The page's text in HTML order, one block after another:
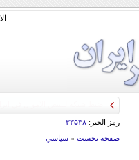
رمز الخبر: ۳۳۵۳۸
صفحه نخست» سياسي